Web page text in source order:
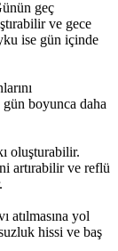
geç
ve gece
ise gün içinde
boyunca daha
oluşturabilir.
artırabilir ve reflü
atılmasına yol
hissi ve baş